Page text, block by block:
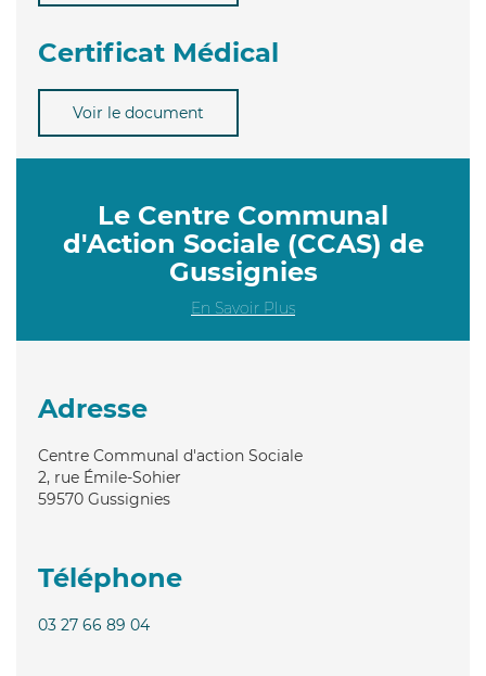
Certificat Médical
Voir le document
Le Centre Communal
d'Action Sociale (CCAS) de
Gussignies
En Savoir Plus
Adresse
Centre Communal d'action Sociale
2, rue Émile-Sohier
59570 Gussignies
Téléphone
03 27 66 89 04